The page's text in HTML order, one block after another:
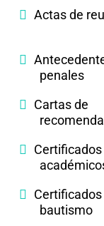
Actas de
penales
Cartas de
Certificados
Certificados
bautismo